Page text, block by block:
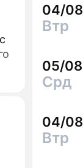
04/08
Втр
05/08
Срд
04/08
Втр